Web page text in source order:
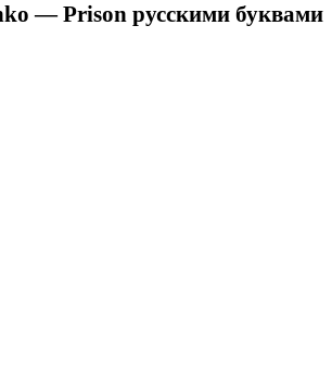
— Prison русскими буквами